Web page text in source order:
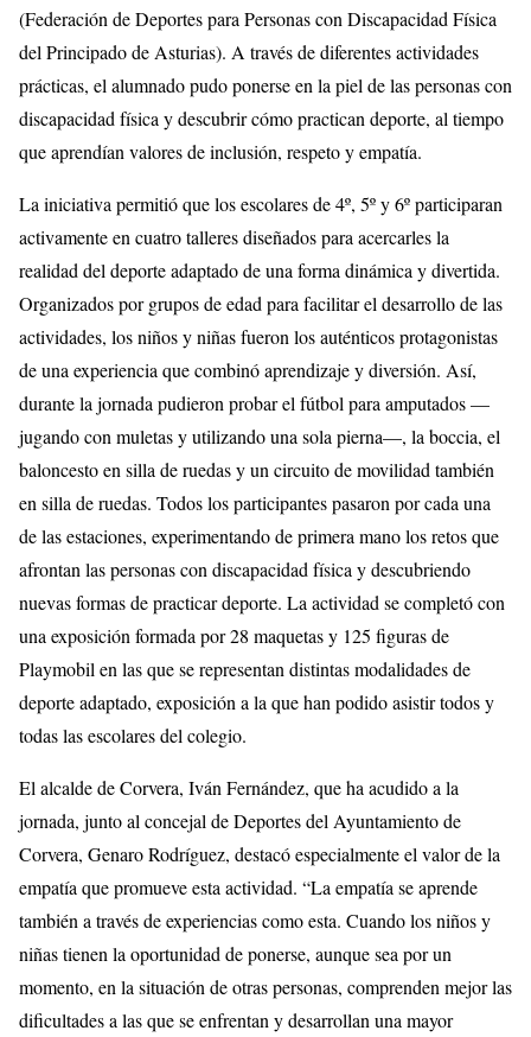
(Federación de Deportes para Personas con Discapacidad Física
del Principado de Asturias). A través de diferentes actividades
prácticas, el alumnado pudo ponerse en la piel de las personas con
discapacidad física y descubrir cómo practican deporte, al tiempo
que aprendían valores de inclusión, respeto y empatía.
La iniciativa permitió que los escolares de 4º, 5º y 6º participaran
activamente en cuatro talleres diseñados para acercarles la
realidad del deporte adaptado de una forma dinámica y divertida.
Organizados por grupos de edad para facilitar el desarrollo de las
actividades, los niños y niñas fueron los auténticos protagonistas
de una experiencia que combinó aprendizaje y diversión. Así,
durante la jornada pudieron probar el fútbol para amputados —
jugando con muletas y utilizando una sola pierna—, la boccia, el
baloncesto en silla de ruedas y un circuito de movilidad también
en silla de ruedas. Todos los participantes pasaron por cada una
de las estaciones, experimentando de primera mano los retos que
afrontan las personas con discapacidad física y descubriendo
nuevas formas de practicar deporte. La actividad se completó con
una exposición formada por 28 maquetas y 125 figuras de
Playmobil en las que se representan distintas modalidades de
deporte adaptado, exposición a la que han podido asistir todos y
todas las escolares del colegio.
El alcalde de Corvera, Iván Fernández, que ha acudido a la
jornada, junto al concejal de Deportes del Ayuntamiento de
Corvera, Genaro Rodríguez, destacó especialmente el valor de la
empatía que promueve esta actividad. “La empatía se aprende
también a través de experiencias como esta. Cuando los niños y
niñas tienen la oportunidad de ponerse, aunque sea por un
momento, en la situación de otras personas, comprenden mejor las
dificultades a las que se enfrentan y desarrollan una mayor